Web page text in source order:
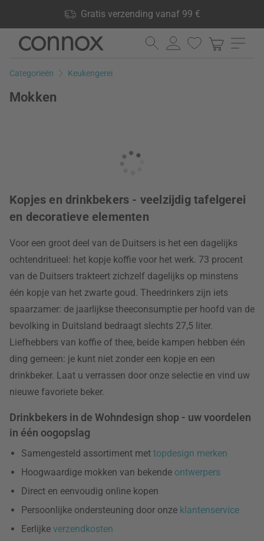
Gratis verzending vanaf 99 €
producten op voorraad, 60 dagen retourrecht
Ga
pagina-
Ga
zoeken
Categorieën Keukengerei
Mokken
Kopjes en drinkbekers - veelzijdig tafelgerei
en decoratieve elementen
Voor een groot deel van de Duitsers is het een dagelijks
ochtendritueel: het kopje koffie voor het werk. 73 procent
van de Duitsers trakteert zichzelf dagelijks op minstens
één kopje van het zwarte goud. Theedrinkers zijn iets
spaarzamer: de jaarlijkse theeconsumptie per hoofd van de
bevolking in Duitsland bedraagt slechts 27,5 liter.
Liefhebbers van koffie of thee, beide kampen hebben één
ding gemeen: je kunt niet zonder een kopje en een
drinkbeker. Laat u verrassen door onze selectie en vind uw
nieuwe favoriete beker.
Drinkbekers in de Wohndesign shop - uw voordelen
in één oogopslag
Samengesteld assortiment met topdesign merken
Hoogwaardige mokken van bekende ontwerpers
Direct en eenvoudig online kopen
Persoonlijke ondersteuning door onze klantenservice
Eerlijke verzendkosten